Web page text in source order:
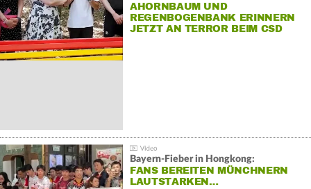
AHORNBAUM UND
REGENBOGENBANK ERINNERN
JETZT AN TERROR BEIM CSD
Bayern-Fieber in Hongkong:
FANS BEREITEN MÜNCHNERN
LAUTSTARKEN…